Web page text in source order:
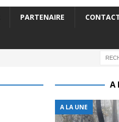
PARTENAIRE
A
A LA UNE